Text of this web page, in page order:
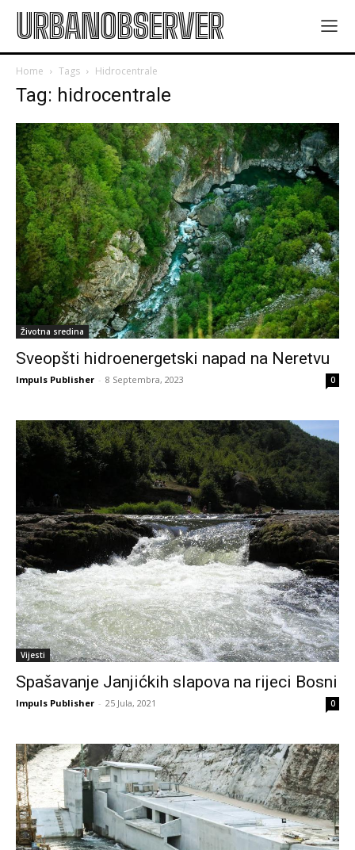
URBANOBSERVER
Home Tags Hidrocentrale
Tag: hidrocentrale
Životna sredina
Sveopšti hidroenergetski napad na Neretvu
Impuls Publisher - 8 Septembra, 2023 0
Vijesti
Spašavanje Janjićkih slapova na rijeci Bosni
Impuls Publisher - 25 Jula, 2021 0